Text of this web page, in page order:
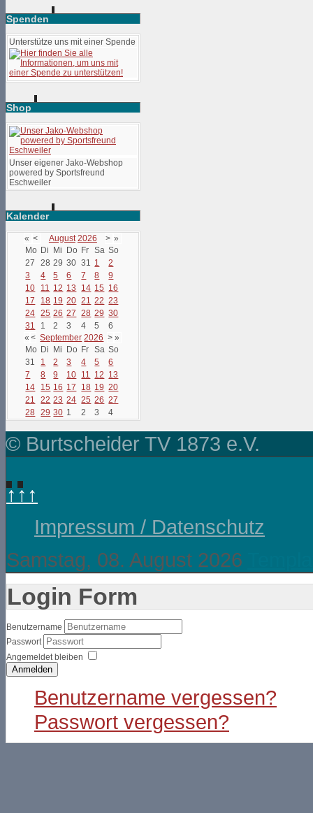
Spenden
Unterstütze uns mit einer Spende
Shop
Unser eigener Jako-Webshop
powered by Sportsfreund
Eschweiler
Kalender
« < August 2026 > »
Mo Di Mi Do Fr Sa So
27
28 29 30 31 1
2
3
4 5 6 7 8
9
10
11 12 13 14 15 16
17
18 19 20 21 22 23
24 25 26 27 28 29 30
31
1 2 3 4 5
6
« < September 2026 > »
Mo Di Mi Do Fr Sa So
31
1 2 3 4 5
6
7
8 9 10 11 12 13
14
15 16 17 18 19 20
21
22 23 24 25 26 27
28 29 30 1 2 3 4
© Burtscheider TV 1873 e.V.
↑↑↑
Impressum / Datenschutz
Samstag, 08. August 2026
Login Form
Benutzername
Passwort
Angemeldet bleiben
Anmelden
Benutzername vergessen?
Passwort vergessen?